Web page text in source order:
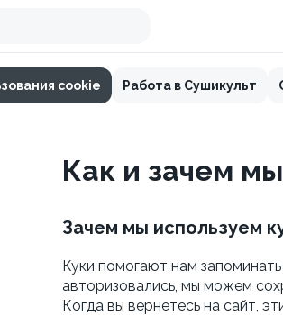
cookie Работа в Сушикульт
Как и зачем
Зачем мы используем
Куки помогают нам
авторизовались, мы можем
Когда вы вернетесь на сайт,